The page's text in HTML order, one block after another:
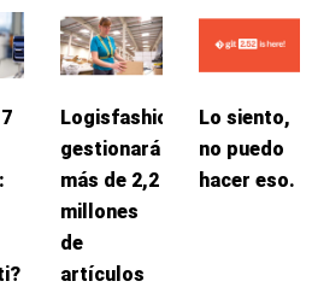
Logisfashion
gestionará
más de 2,2
millones
de
artículos
Lo siento,
no puedo
hacer eso.